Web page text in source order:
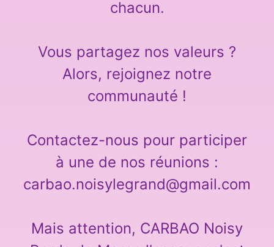
chacun.
Vous partagez nos valeurs ?
Alors, rejoignez notre
communauté !
Contactez-nous pour participer
à une de nos réunions :
carbao.noisylegrand@gmail.com
Mais attention, CARBAO Noisy